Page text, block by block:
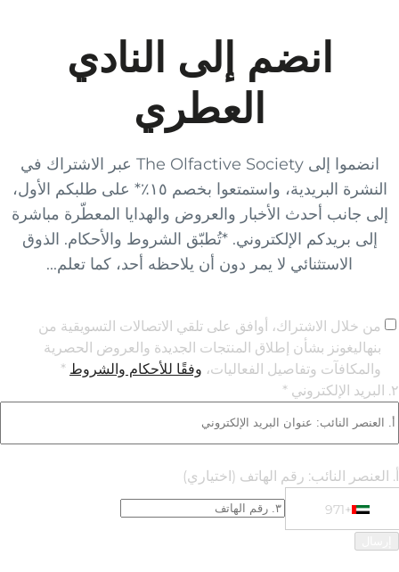
انضم إلى النادي
العطري
انضموا إلى The Olfactive Society عبر الاشتراك في
النشرة البريدية، واستمتعوا بخصم ١٥٪* على طلبكم الأول،
إلى جانب أحدث الأخبار والعروض والهدايا المعطّرة مباشرة
إلى بريدكم الإلكتروني. *تُطبّق الشروط والأحكام. الذوق
الاستثنائي لا يمر دون أن يلاحظه أحد، كما تعلم...
من خلال الاشتراك، أوافق على تلقي الاتصالات التسويقية من
بنهاليغونز بشأن إطلاق المنتجات الجديدة والعروض الحصرية
والمكافآت وتفاصيل الفعاليات، وفقًا للأحكام والشروط *
٢. البريد الإلكتروني *
أ. العنصر النائب: رقم الهاتف (اختياري)
+971
+971 United Arab Emirates (‫الإمارات العربية المتحدة‬‎)
Phone Number